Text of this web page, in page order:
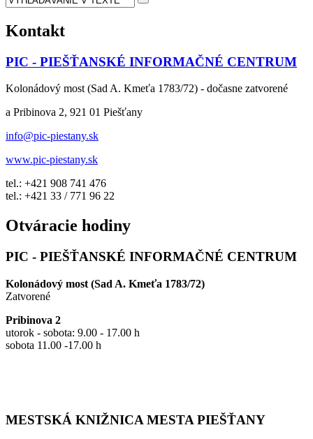
Kontakt
PIC - PIEŠŤANSKÉ INFORMAČNÉ CENTRUM
Kolonádový most (Sad A. Kmeťa 1783/72) - dočasne zatvorené
a Pribinova 2, 921 01 Piešťany
info@pic-piestany.sk
www.pic-piestany.sk
tel.: +421 908 741 476
tel.: +421 33 / 771 96 22
Otváracie hodiny
PIC - PIEŠŤANSKÉ INFORMAČNÉ CENTRUM
Kolonádový most (Sad A. Kmeťa 1783/72)
Zatvorené
Pribinova 2
utorok - sobota: 9.00 - 17.00 h
sobota 11.00 -17.00 h
MESTSKÁ KNIŽNICA MESTA PIEŠŤANY